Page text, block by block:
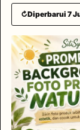
↻Diperbarui 7